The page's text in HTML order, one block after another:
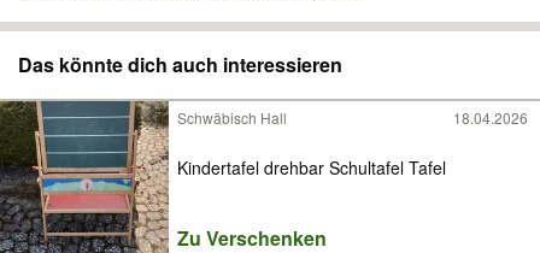
Das könnte dich auch interessieren
Schwäbisch Hall 18.04.2026
Kindertafel drehbar Schultafel Tafel
Zu Verschenken